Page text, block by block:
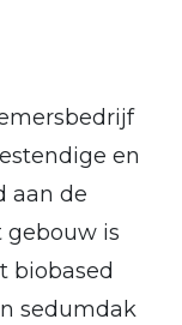
en
aan de
gebouw is
biobased
sedumdak